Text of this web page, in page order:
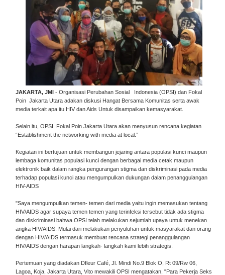
JAKARTA, JMI - Organisasi Perubahan Sosial Indonesia (OPSI) dan Fokal
Poin Jakarta Utara adakan diskusi Hangat Bersama Komunitas serta awak
media terkait apa itu HIV dan Aids Untuk disampaikan kemasyarakat.
Selain itu, OPSI Fokal Poin Jakarta Utara akan menyusun rencana kegiatan
“Establishment the networking with media at local.”
Kegiatan ini bertujuan untuk membangun jejaring antara populasi kunci maupun
lembaga komunitas populasi kunci dengan berbagai media cetak maupun
elektronik baik dalam rangka pengurangan stigma dan diskriminasi pada media
terhadap populasi kunci atau mengumpulkan dukungan dalam penanggulangan
HIV-AIDS
"Saya mengumpulkan temen- temen dari media yaitu ingin memasukan tentang
HIV/AIDS agar supaya temen temen yang terinfeksi tersebut tidak ada stigma
dan diskriminasi bahwa OPSI telah melakukan sejumlah upaya untuk menekan
angka HIV/AIDS. Mulai dari melakukan penyuluhan untuk masyarakat dan orang
dengan HIV/AIDS termasuk membuat rencana strategi penanggulangan
HIV/AIDS dengan harapan langkah- langkah kami lebih strategis.
Pertemuan yang diadakan Dfleur Café, Jl. Mindi No.9 Blok O, Rt 09/Rw 06,
Lagoa, Koja, Jakarta Utara, Vito mewakili OPSI mengatakan, "Para Pekerja Seks